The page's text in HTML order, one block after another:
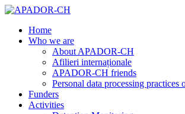
Home
Who we are
About APADOR-CH
Afilieri internaționale
APADOR-CH friends
Personal data processing
Funders
Activities